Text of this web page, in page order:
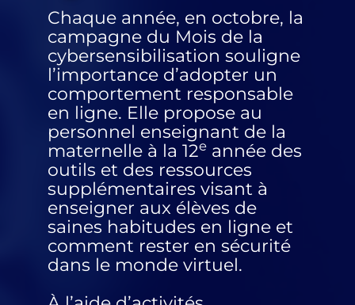
Chaque année, en octobre, la
campagne du Mois de la
cybersensibilisation souligne
l’importance d’adopter un
comportement responsable
en ligne. Elle propose au
personnel enseignant de la
maternelle à la 12e année des
outils et des ressources
supplémentaires visant à
enseigner aux élèves de
saines habitudes en ligne et
comment rester en sécurité
dans le monde virtuel.